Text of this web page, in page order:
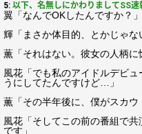
5: 以下、名無しにかわりましてSS
翼「なんでOKしたんですか？」
輝「まさか体目的、とかじゃな
薫「それはない。彼女の人柄に
風花「でも私のアイドルデビ
うにしてたんですけど…」
薫「その半年後に、僕がスカウ
風花「そしてこの前の番組で
です」